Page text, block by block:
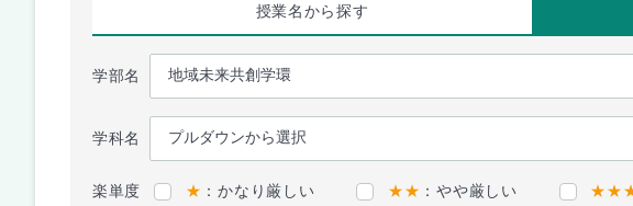
授業名から探す
学部名
学科名
楽単度 ★ ：かなり厳しい ★★ ：やや厳しい